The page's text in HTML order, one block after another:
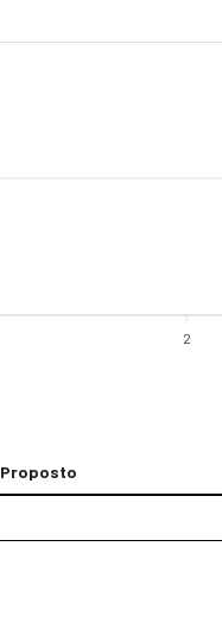
2
Proposto